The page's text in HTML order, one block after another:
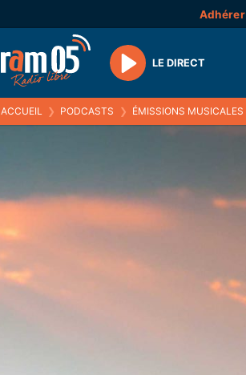
Adhérer
Play
LE DIRECT
ACCUEIL ❯ PODCASTS ❯ ÉMISSIONS MUSICALES